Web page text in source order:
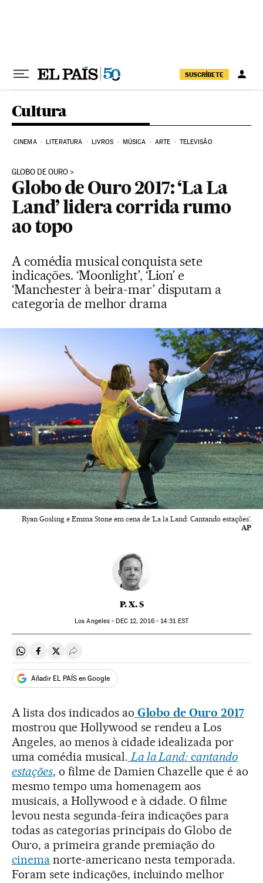
SUSCRÍBETE
Cultura
CINEMA LITERATURA LIVROS MÚSICA ARTE TELEVISÃO
GLOBO DE OURO
Globo de Ouro 2017: ‘La La
Land’ lidera corrida rumo
ao topo
A comédia musical conquista sete
indicações. ‘Moonlight’, ‘Lion’ e
‘Manchester à beira-mar’ disputam a
categoria de melhor drama
Ryan Gosling e Emma Stone em cena de ‘La la Land: Cantando estações’.
AP
P. X. S
Los Angeles -DEC12, 2016 - 14:31EST
Compartir en Whatsapp
Compartir en Facebook
Compartir en Twitter
Desplegar Redes Sociales
Añadir EL PAÍS en Google
A lista dos indicados ao Globo de Ouro 2017
mostrou que Hollywood se rendeu a Los
Angeles, ao menos à cidade idealizada por
uma comédia musical. La la Land: cantando
estações, o filme de Damien Chazelle que é ao
mesmo tempo uma homenagem aos
musicais, a Hollywood e à cidade. O filme
levou nesta segunda-feira indicações para
todas as categorias principais do Globo de
Ouro, a primeira grande premiação do
cinemanorte-americano nesta temporada.
Foram sete indicações, incluindo melhor